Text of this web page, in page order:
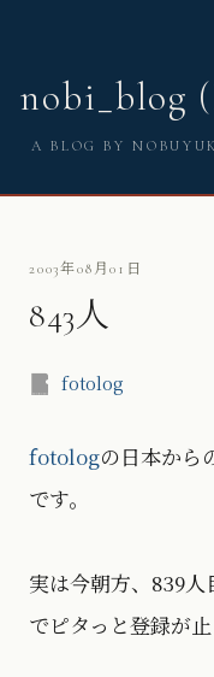
nobi_blog
A BLOG BY
2003年08月01日
843人
fotolog
fotologの日本から
です。
実は今朝方、839
でピタっと登録が